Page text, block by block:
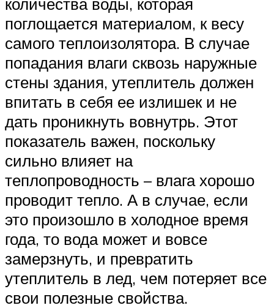
поглощается материалом, к весу
самого теплоизолятора. В случае
попадания влаги сквозь наружные
стены здания, утеплитель должен
впитать в себя ее излишек и не
дать проникнуть вовнутрь. Этот
показатель важен, поскольку
сильно влияет на
теплопроводность – влага хорошо
проводит тепло. А в случае, если
это произошло в холодное время
года, то вода может и вовсе
замерзнуть, и превратить
утеплитель в лед, чем потеряет все
свои полезные свойства.